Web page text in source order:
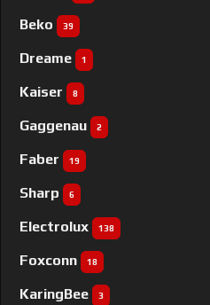
Beko 39
Dreame 1
Kaiser 8
Gaggenau 2
Faber 19
Sharp 6
Electrolux 138
Foxconn 18
KaringBee 3